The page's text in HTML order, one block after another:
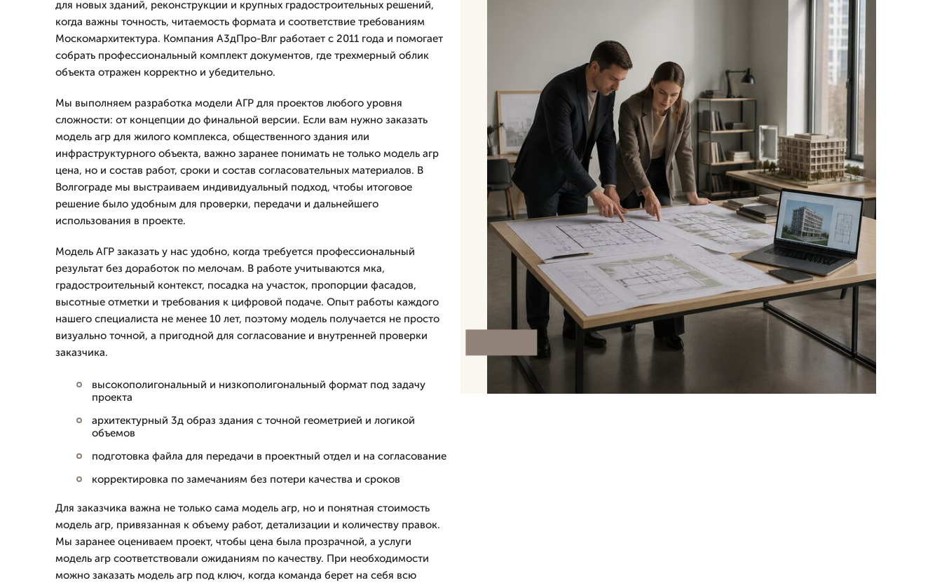
для новых зданий, реконструкции и крупных градостроительных решений,
когда важны точность, читаемость формата и соответствие требованиям
Москомархитектура. Компания А3дПро-Влг работает с 2011 года и помогает
собрать профессиональный комплект документов, где трехмерный облик
объекта отражен корректно и убедительно.
Мы выполняем разработка модели АГР для проектов любого уровня
сложности: от концепции до финальной версии. Если вам нужно заказать
модель агр для жилого комплекса, общественного здания или
инфраструктурного объекта, важно заранее понимать не только модель агр
цена, но и состав работ, сроки и состав согласовательных материалов. В
Волгограде мы выстраиваем индивидуальный подход, чтобы итоговое
решение было удобным для проверки, передачи и дальнейшего
использования в проекте.
Модель АГР заказать у нас удобно, когда требуется профессиональный
результат без доработок по мелочам. В работе учитываются мка,
градостроительный контекст, посадка на участок, пропорции фасадов,
высотные отметки и требования к цифровой подаче. Опыт работы каждого
нашего специалиста не менее 10 лет, поэтому модель получается не просто
визуально точной, а пригодной для согласование и внутренней проверки
заказчика.
высокополигональный и низкополигональный формат под задачу
проекта
архитектурный 3д образ здания с точной геометрией и логикой
объемов
подготовка файла для передачи в проектный отдел и на согласование
корректировка по замечаниям без потери качества и сроков
Для заказчика важна не только сама модель агр, но и понятная стоимость
модель агр, привязанная к объему работ, детализации и количеству правок.
Мы заранее оцениваем проект, чтобы цена была прозрачной, а услуги
модель агр соответствовали ожиданиям по качеству. При необходимости
можно заказать модель агр под ключ, когда команда берет на себя всю